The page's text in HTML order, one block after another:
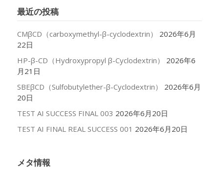
ブ
最近の投稿
CMβCD（carboxymethyl-β-cyclodextrin）
2026年6月
22日
HP-β-CD（Hydroxypropyl β-Cyclodextrin）
2026年6
月21日
SBEβCD（Sulfobutylether-β-Cyclodextrin）
2026年6月
20日
TEST AI SUCCESS FINAL 003 2026年6月20日
TEST AI FINAL REAL SUCCESS 001 2026年6月20日
メタ情報